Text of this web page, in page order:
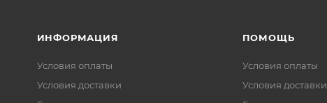
ИНФОРМАЦИЯ
Условия оплаты
Условия доставки
ПОМОЩЬ
Условия оплаты
Условия доставки